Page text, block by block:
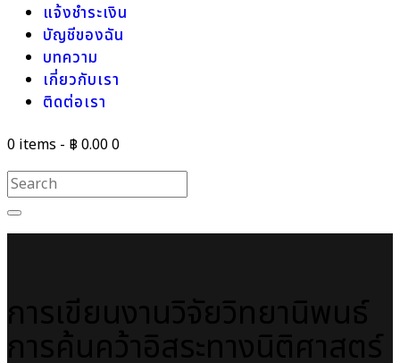
แจ้งชำระเงิน
บัญชีของฉัน
บทความ
เกี่ยวกับเรา
ติดต่อเรา
0 items - ฿ 0.000